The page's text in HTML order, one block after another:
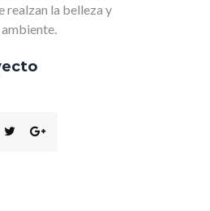
realzan la belleza y